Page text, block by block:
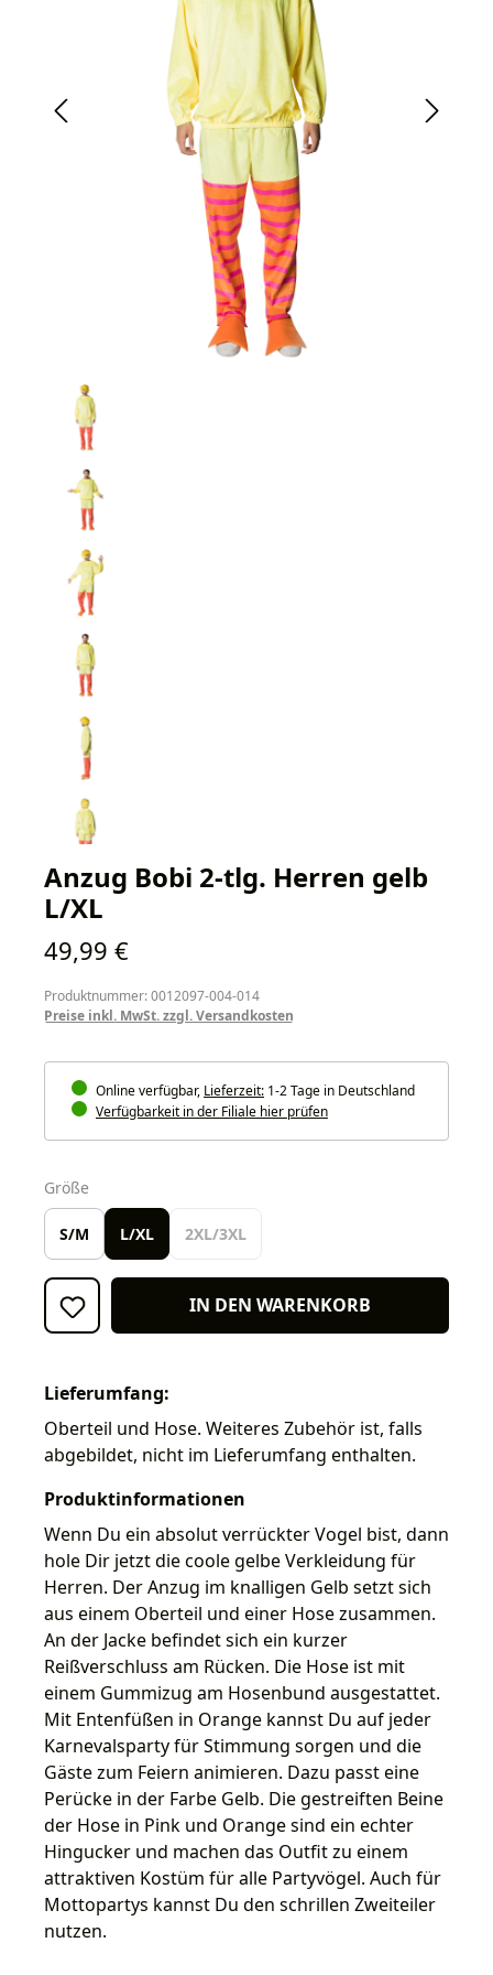
Anzug Bobi 2-tlg. Herren gelb
L/XL
Regulärer Preis:
49,99 €
Produktnummer: 0012097-004-014
Preise inkl. MwSt. zzgl. Versandkosten
Online verfügbar, Lieferzeit: 1-2 Tage in Deutschland
Verfügbarkeit in der Filiale hier prüfen
Größe
S/M L/XL 2XL/3XL
IN DEN WARENKORB
Lieferumfang:
Oberteil und Hose. Weiteres Zubehör ist, falls
abgebildet, nicht im Lieferumfang enthalten.
Produktinformationen
Wenn Du ein absolut verrückter Vogel bist, dann
hole Dir jetzt die coole gelbe Verkleidung für
Herren. Der Anzug im knalligen Gelb setzt sich
aus einem Oberteil und einer Hose zusammen.
An der Jacke befindet sich ein kurzer
Reißverschluss am Rücken. Die Hose ist mit
einem Gummizug am Hosenbund ausgestattet.
Mit Entenfüßen in Orange kannst Du auf jeder
Karnevalsparty für Stimmung sorgen und die
Gäste zum Feiern animieren. Dazu passt eine
Perücke in der Farbe Gelb. Die gestreiften Beine
der Hose in Pink und Orange sind ein echter
Hingucker und machen das Outfit zu einem
attraktiven Kostüm für alle Partyvögel. Auch für
Mottopartys kannst Du den schrillen Zweiteiler
nutzen.